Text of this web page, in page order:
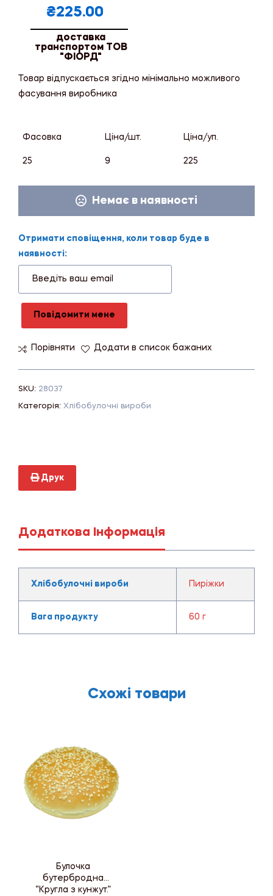
₴225.00
доставка
транспортом ТОВ
"ФІОРД"
Товар відпускається згідно мінімально можливого
фасування виробника
Фасовка Ціна/шт. Ціна/уп.
25 9 225
Немає в наявності
Отримати сповіщення, коли товар буде в
наявності:
Повідомити мене
Порівняти Додати в список бажаних
SKU: 28037
Категорія: Хлібобулочні вироби
Друк
Додаткова Інформація
Хлібобулочні вироби Пиріжки
Вага продукту 60 г
Схожі товари
Булочка
бутербродна
“Кругла з кунжут.”